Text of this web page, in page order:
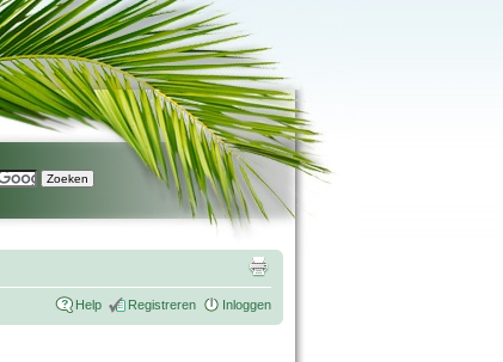
Help Registreren Inloggen